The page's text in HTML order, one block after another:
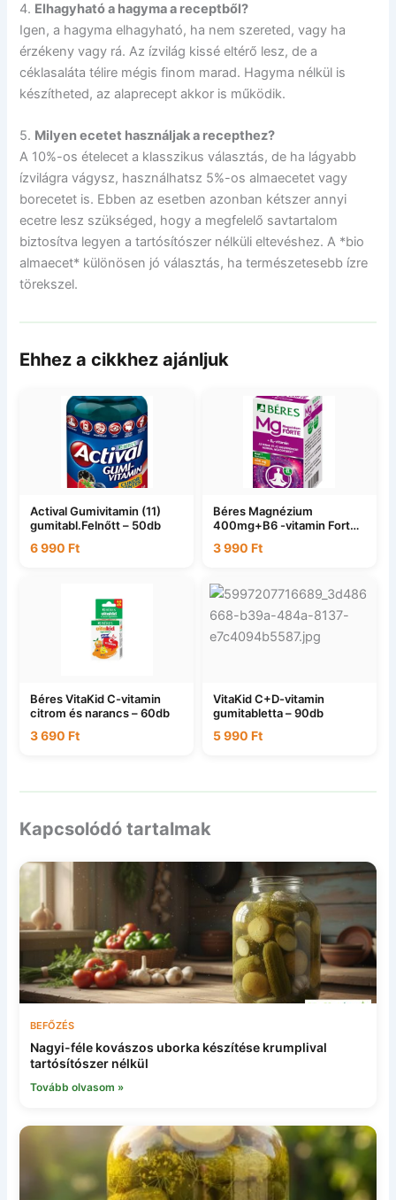
4. Elhagyható a hagyma a receptből?
Igen, a hagyma elhagyható, ha nem szereted, vagy ha
érzékeny vagy rá. Az ízvilág kissé eltérő lesz, de a
céklasaláta télire mégis finom marad. Hagyma nélkül is
készítheted, az alaprecept akkor is működik.
5. Milyen ecetet használjak a recepthez?
A 10%-os ételecet a klasszikus választás, de ha lágyabb
ízvilágra vágysz, használhatsz 5%-os almaecetet vagy
borecetet is. Ebben az esetben azonban kétszer annyi
ecetre lesz szükséged, hogy a megfelelő savtartalom
biztosítva legyen a tartósítószer nélküli eltevéshez. A *bio
almaecet* különösen jó választás, ha természetesebb ízre
törekszel.
Ehhez a cikkhez ajánljuk
Actival Gumivitamin (11)
gumitabl.Felnőtt – 50db
6 990Ft
Béres Magnézium
400mg+B6 -vitamin Forte
– 50db
3 990 Ft
Béres VitaKid C-vitamin
citrom és narancs – 60db
3 690Ft
VitaKid C+D-vitamin
gumitabletta – 90db
5 990 Ft
Kapcsolódó tartalmak
BEFŐZÉS
Nagyi-féle kovászos uborka készítése krumplival
tartósítószer nélkül
Tovább olvasom »